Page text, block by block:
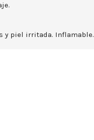
y piel irritada. Inflamable.